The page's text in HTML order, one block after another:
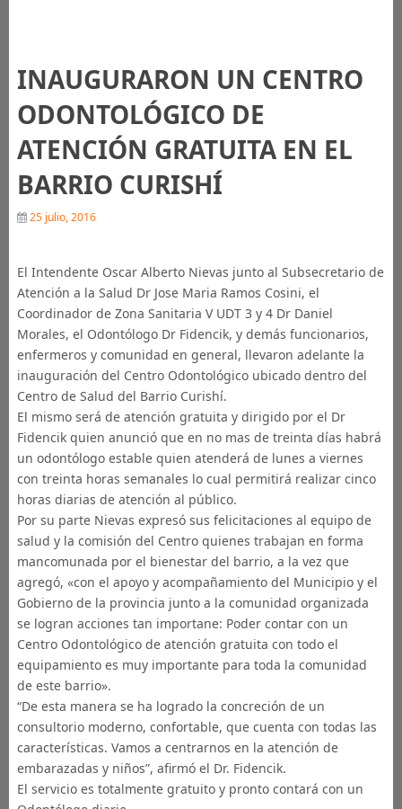
INAUGURARON UN CENTRO
ODONTOLÓGICO DE
ATENCIÓN GRATUITA EN EL
BARRIO CURISHÍ
25 julio, 2016
El Intendente Oscar Alberto Nievas junto al Subsecretario de
Atención a la Salud Dr Jose Maria Ramos Cosini, el
Coordinador de Zona Sanitaria V UDT 3 y 4 Dr Daniel
Morales, el Odontólogo Dr Fidencik, y demás funcionarios,
enfermeros y comunidad en general, llevaron adelante la
inauguración del Centro Odontológico ubicado dentro del
Centro de Salud del Barrio Curishí.
El mismo será de atención gratuita y dirigido por el Dr
Fidencik quien anunció que en no mas de treinta días habrá
un odontólogo estable quien atenderá de lunes a viernes
con treinta horas semanales lo cual permitirá realizar cinco
horas diarias de atención al público.
Por su parte Nievas expresó sus felicitaciones al equipo de
salud y la comisión del Centro quienes trabajan en forma
mancomunada por el bienestar del barrio, a la vez que
agregó, «con el apoyo y acompañamiento del Municipio y el
Gobierno de la provincia junto a la comunidad organizada
se logran acciones tan importane: Poder contar con un
Centro Odontológico de atención gratuita con todo el
equipamiento es muy importante para toda la comunidad
de este barrio».
“De esta manera se ha logrado la concreción de un
consultorio moderno, confortable, que cuenta con todas las
características. Vamos a centrarnos en la atención de
embarazadas y niños”, afirmó el Dr. Fidencik.
El servicio es totalmente gratuito y pronto contará con un